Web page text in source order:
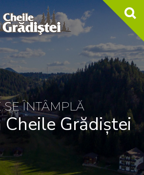
SE ÎNTÂMPLĂ
Grădiștei